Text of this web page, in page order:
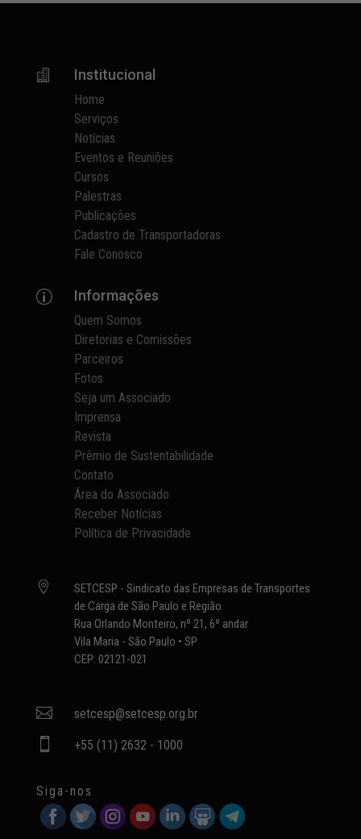
 Institucional
Home
Serviços
Notícias
Eventos e Reuniões
Cursos
Palestras
Publicações
Cadastro de Transportadoras
Fale Conosco
p Informações
Quem Somos
Diretorias e Comissões
Parceiros
Fotos
Seja um Associado
Imprensa
Revista
Prêmio de Sustentabilidade
Contato
Área do Associado
Receber Notícias
Política de Privacidade

SETCESP - Sindicato das Empresas de Transportes
de Carga de São Paulo e Região
Rua Orlando Monteiro, nº 21, 6º andar
Vila Maria - São Paulo • SP
CEP: 02121-021
 setcesp@setcesp.org.br
 +55 (11) 2632 - 1000
Siga-nos